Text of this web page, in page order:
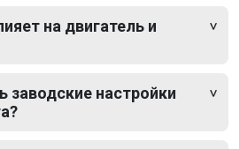
на двигатель и
заводские настройки